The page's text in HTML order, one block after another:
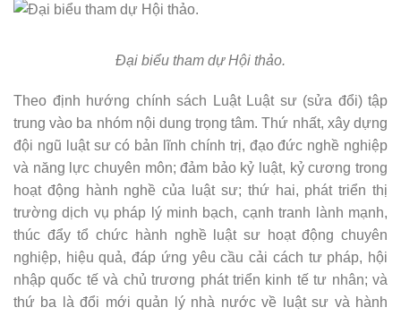
Đại biểu tham dự Hội thảo.
Theo định hướng chính sách Luật Luật sư (sửa đổi) tập
trung vào ba nhóm nội dung trọng tâm. Thứ nhất, xây dựng
đội ngũ luật sư có bản lĩnh chính trị, đạo đức nghề nghiệp
và năng lực chuyên môn; đảm bảo kỷ luật, kỷ cương trong
hoạt động hành nghề của luật sư; thứ hai, phát triển thị
trường dịch vụ pháp lý minh bạch, cạnh tranh lành mạnh,
thúc đẩy tổ chức hành nghề luật sư hoạt động chuyên
nghiệp, hiệu quả, đáp ứng yêu cầu cải cách tư pháp, hội
nhập quốc tế và chủ trương phát triển kinh tế tư nhân; và
thứ ba là đổi mới quản lý nhà nước về luật sư và hành